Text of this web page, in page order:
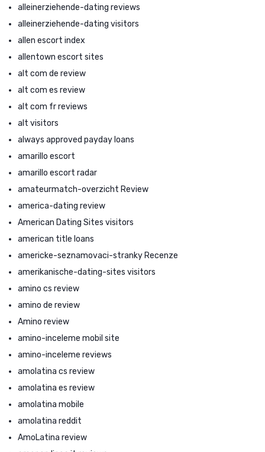
alleinerziehende-dating reviews
alleinerziehende-dating visitors
allen escort index
allentown escort sites
alt com de review
alt com es review
alt com fr reviews
alt visitors
always approved payday loans
amarillo escort
amarillo escort radar
amateurmatch-overzicht Review
america-dating review
American Dating Sites visitors
american title loans
americke-seznamovaci-stranky Recenze
amerikanische-dating-sites visitors
amino cs review
amino de review
Amino review
amino-inceleme mobil site
amino-inceleme reviews
amolatina cs review
amolatina es review
amolatina mobile
amolatina reddit
AmoLatina review